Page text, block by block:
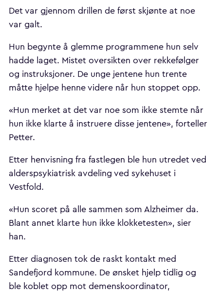
Det var gjennom drillen de først skjønte at noe
var galt.
Hun begynte å glemme programmene hun selv
hadde laget. Mistet oversikten over rekkefølger
og instruksjoner. De unge jentene hun trente
måtte hjelpe henne videre når hun stoppet opp.
«Hun merket at det var noe som ikke stemte når
hun ikke klarte å instruere disse jentene», forteller
Petter.
Etter henvisning fra fastlegen ble hun utredet ved
alderspsykiatrisk avdeling ved sykehuset i
Vestfold.
«Hun scoret på alle sammen som Alzheimer da.
Blant annet klarte hun ikke klokketesten», sier
han.
Etter diagnosen tok de raskt kontakt med
Sandefjord kommune. De ønsket hjelp tidlig og
ble koblet opp mot demenskoordinator,